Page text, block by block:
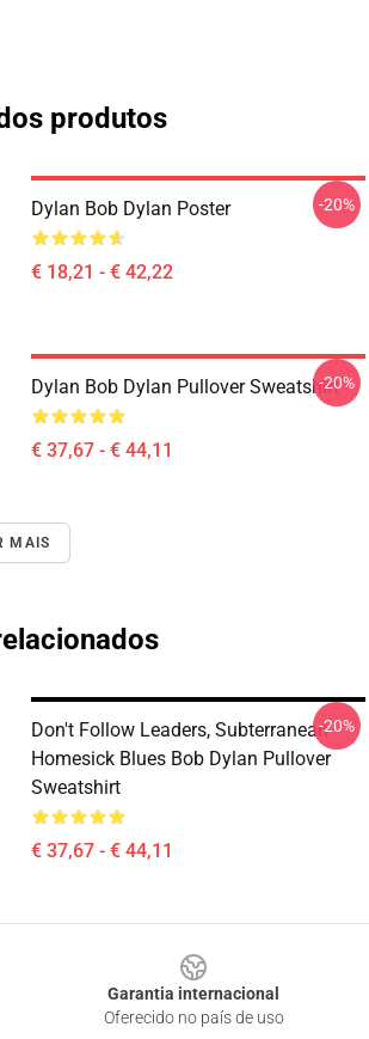
produtos
Dylan Bob Dylan Poster
€ 18,21 - € 42,22
-20%
Dylan Bob Dylan Pullover Sweatshirt
€ 37,67 - € 44,11
-20%
MAIS
Don't Follow Leaders, Subterranean
Homesick Blues Bob Dylan Pullover
Sweatshirt
€ 37,67 - € 44,11
-20%
Garantia internacional
Oferecido no país de uso